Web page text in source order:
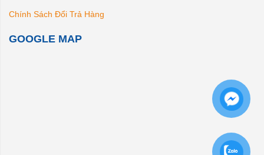
Chính Sách Đổi Trả Hàng
GOOGLE MAP